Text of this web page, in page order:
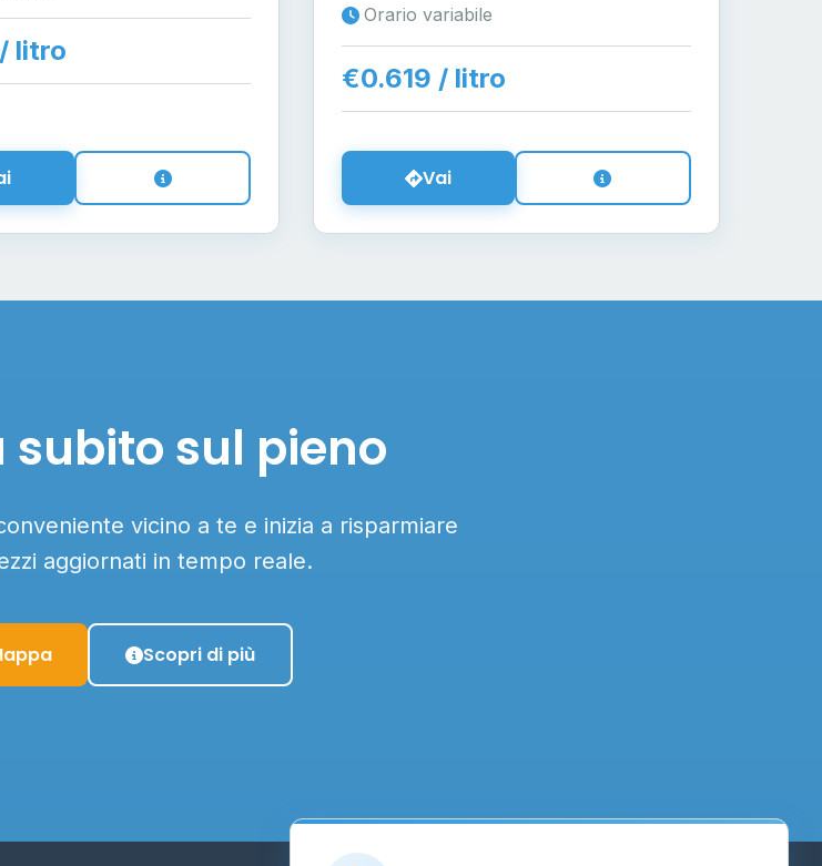
litro
Orario variabile
€0.619 / litro
Vai
subito sul pieno
vicino a te e inizia a risparmiare
aggiornati in tempo reale.
Scopri di più